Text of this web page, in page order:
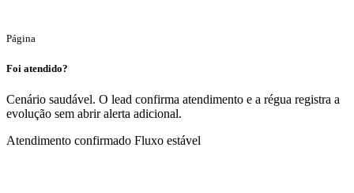
Página
Foi atendido?
Cenário saudável. O lead confirma atendimento e a régua registra a
evolução sem abrir alerta adicional.
Atendimento confirmado Fluxo estável